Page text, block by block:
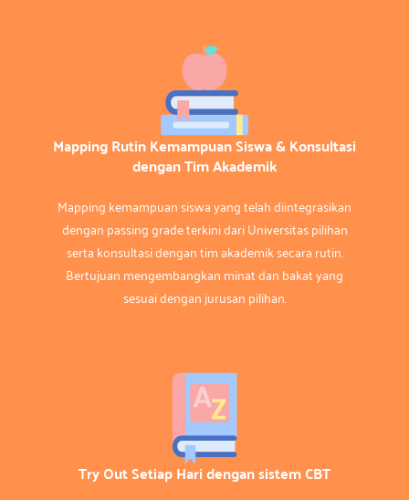
Mapping Rutin Kemampuan Siswa & Konsultasi
dengan Tim Akademik
Mapping kemampuan siswa yang telah diintegrasikan
dengan passing grade terkini dari Universitas pilihan
serta konsultasi dengan tim akademik secara rutin.
Bertujuan mengembangkan minat dan bakat yang
sesuai dengan jurusan pilihan.
Try Out Setiap Hari dengan sistem CBT